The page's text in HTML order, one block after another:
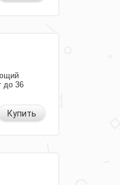
до 36
Купить